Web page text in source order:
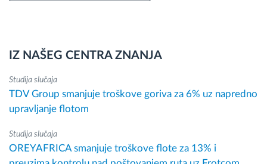
IZ NAŠEG CENTRA ZNANJA
Studija slučaja
TDV Group smanjuje troškove goriva za 6% uz napredno
upravljanje flotom
Studija slučaja
OREYAFRICA smanjuje troškove flote za 13% i